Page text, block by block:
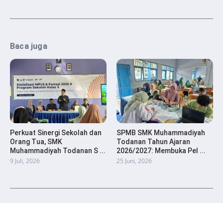
Baca juga
Perkuat Sinergi Sekolah dan
Orang Tua, SMK
Muhammadiyah Todanan S ...
9 Juli, 2026
SPMB SMK Muhammadiyah
Todanan Tahun Ajaran
2026/2027: Membuka Pel ...
25 Juni, 2026